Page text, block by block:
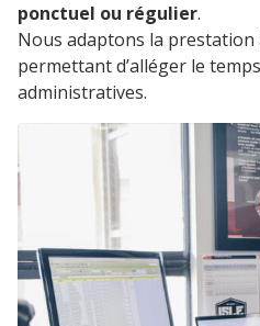
ponctuel ou régulier.
Nous adaptons la prestation
permettant d’alléger le
administratives.